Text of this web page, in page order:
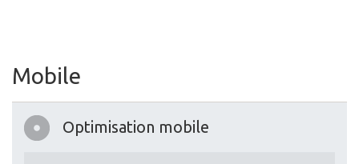
Mobile
Optimisation mobile